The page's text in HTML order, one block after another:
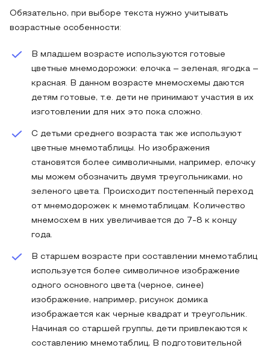
Обязательно, при выборе текста нужно учитывать
возрастные особенности:
В младшем возрасте используются готовые
цветные мнемодорожки: елочка – зеленая, ягодка –
красная. В данном возрасте мнемосхемы даются
детям готовые, т.е. дети не принимают участия в их
изготовлении для них это пока сложно.
С детьми среднего возраста так же используют
цветные мнемотаблицы. Но изображения
становятся более символичными, например, елочку
мы можем обозначить двумя треугольниками, но
зеленого цвета. Происходит постепенный переход
от мнемодорожек к мнемотаблицам. Количество
мнемосхем в них увеличивается до 7-8 к концу
года.
В старшем возрасте при составлении мнемотаблиц
используется более символичное изображение
одного основного цвета (черное, синее)
изображение, например, рисунок домика
изображается как черные квадрат и треугольник.
Начиная со старшей группы, дети привлекаются к
составлению мнемотаблиц, В подготовительной